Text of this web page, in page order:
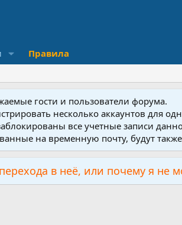
Правила
гости и пользователи форума.
несколько аккаунтов для
все учетные записи
на временную почту, будут
в неё, или почему я не